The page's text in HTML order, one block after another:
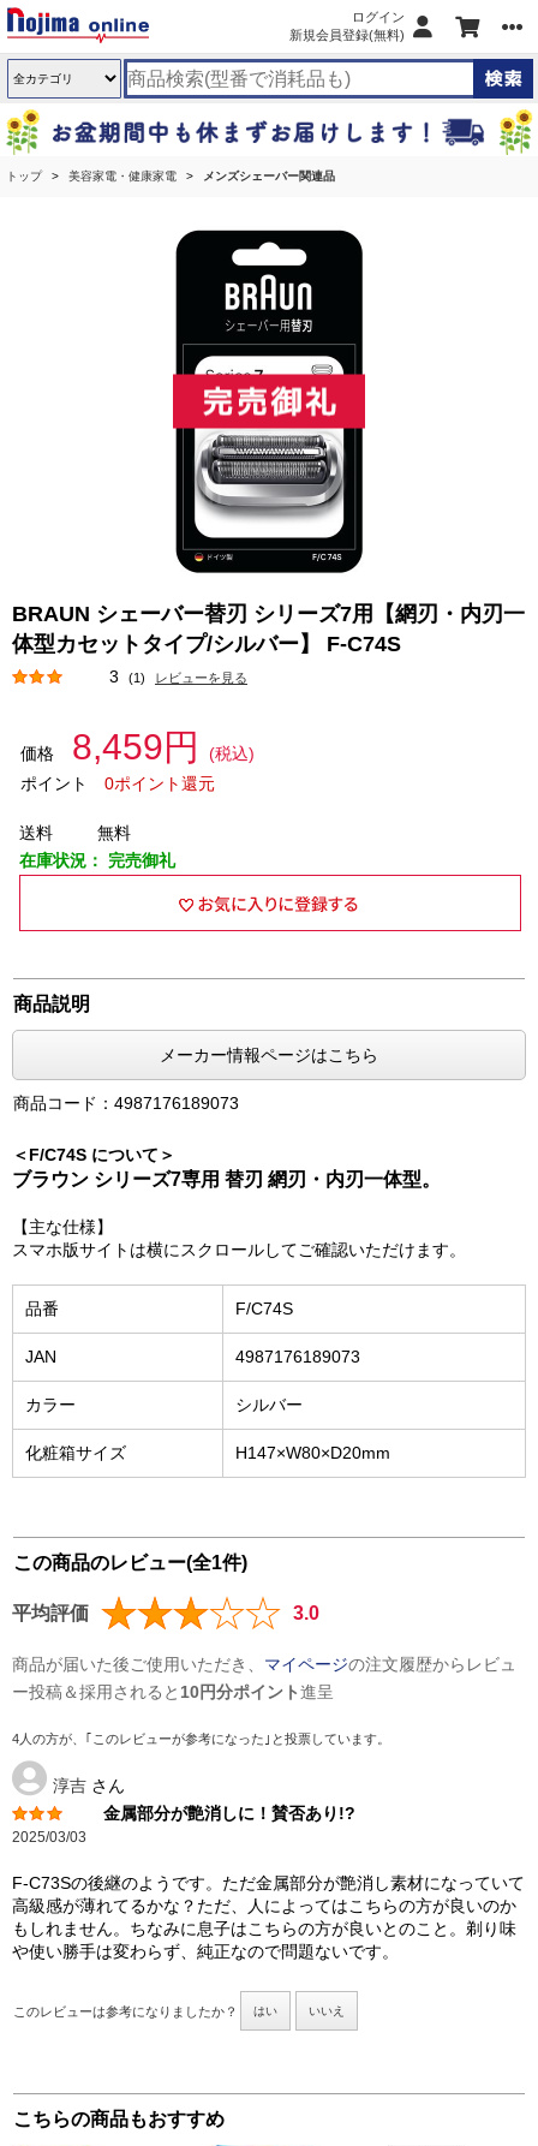
ログイン
新規会員登録(無料)
トップ 美容家電・健康家電 メンズシェーバー関連品
BRAUN シェーバー替刃 シリーズ7用【網刃・内刃一
体型カセットタイプ/シルバー】 F-C74S
3 (1) レビューを見る
価格 8,459円
(税込)
ポイント
0ポイント還元
送料
無料
在庫状況： 完売御礼
商品説明
メーカー情報ページはこちら
商品コード：4987176189073
＜F/C74S について＞
ブラウン シリーズ7専用 替刃 網刃・内刃一体型。
【主な仕様】
スマホ版サイトは横にスクロールしてご確認いただけます。
品番 F/C74S
JAN 4987176189073
カラー シルバー
化粧箱サイズ H147×W80×D20mm
この商品のレビュー(全1件)
平均評価 3.0
商品が届いた後ご使用いただき、 マイページの注文履歴からレビュ
ー投稿＆採用されると 10円分ポイント進呈
4人の方が、｢このレビューが参考になった｣と投票しています。
淳吉 さん
金属部分が艶消しに！賛否あり!?
2025/03/03
F-C73Sの後継のようです。ただ金属部分が艶消し素材になっていて
高級感が薄れてるかな？ただ、人によってはこちらの方が良いのか
もしれません。ちなみに息子はこちらの方が良いとのこと。剃り味
や使い勝手は変わらず、純正なので問題ないです。
このレビューは参考になりましたか？ はい いいえ
こちらの商品もおすすめ